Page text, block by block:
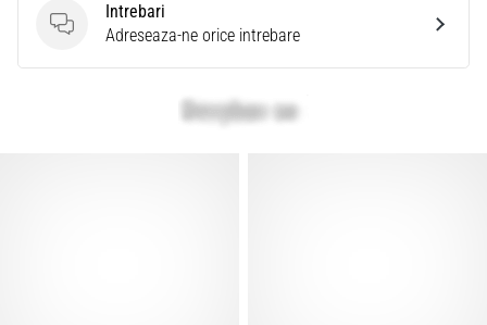
Intrebari
Intrebari
Adreseaza-ne orice intrebare